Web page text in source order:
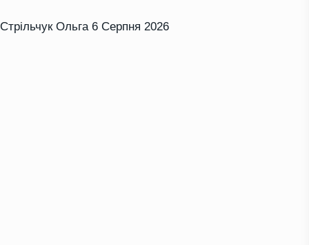
Стрільчук Ольга 6 Серпня 2026